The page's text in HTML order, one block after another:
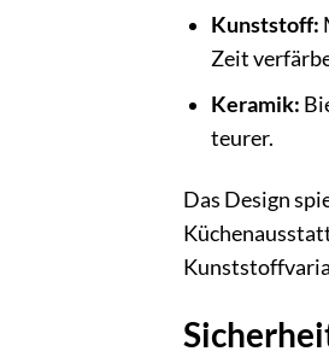
Kunststoff:
Zeit
Keramik:
teurer.
Das Design